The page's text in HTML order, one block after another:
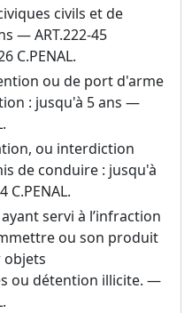
civils et de
— ART.222-45
C.PENAL.
ou de port d'arme
: jusqu'à 5 ans —
ou interdiction
de conduire : jusqu'à
C.PENAL.
servi à l’infraction
ou son produit
ou détention illicite. —